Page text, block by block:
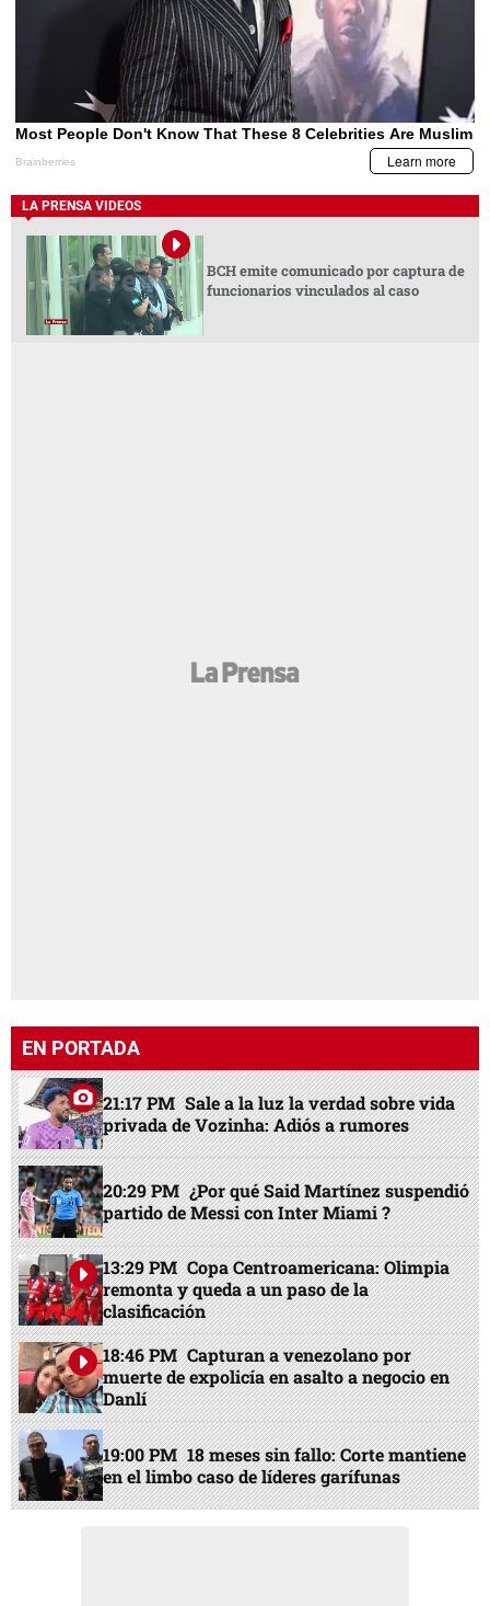
LA PRENSA VIDEOS
BCH emite comunicado por captura de
funcionarios vinculados al caso
EN PORTADA
21:17 PM Sale a la luz la verdad sobre vida
privada de Vozinha: Adiós a rumores
20:29 PM ¿Por qué Said Martínez suspendió
partido de Messi con Inter Miami ?
13:29 PM Copa Centroamericana: Olimpia
remonta y queda a un paso de la
clasificación
18:46 PM Capturan a venezolano por
muerte de expolicía en asalto a negocio en
Danlí
19:00 PM 18 meses sin fallo: Corte mantiene
en el limbo caso de líderes garífunas